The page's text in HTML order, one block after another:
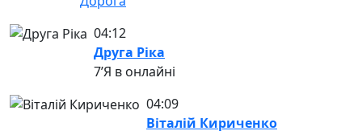
04:12
Друга Ріка
7’Я в онлайні
04:09
Віталій Кириченко